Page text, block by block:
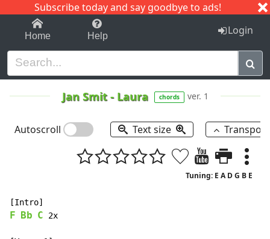
Subscribe today and say goodbye to ads!
1-9 C I J
Home Help Login
Jan Smit- Laura chords ver. 1
Autoscroll Text size
Tuning: E A D G B E
F Bb C 2x